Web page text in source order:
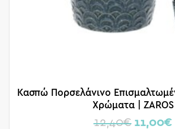
Κασπώ Πορσελάνινο
Χρώματα | ZAROS
12,40€ 11,00€